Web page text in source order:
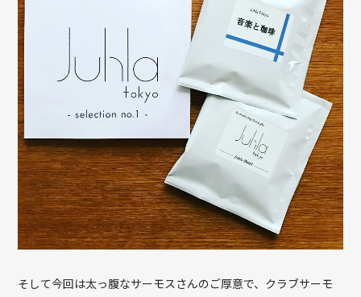
そして今回は太っ腹なサーモスさんのご厚意で、クラブサーモ